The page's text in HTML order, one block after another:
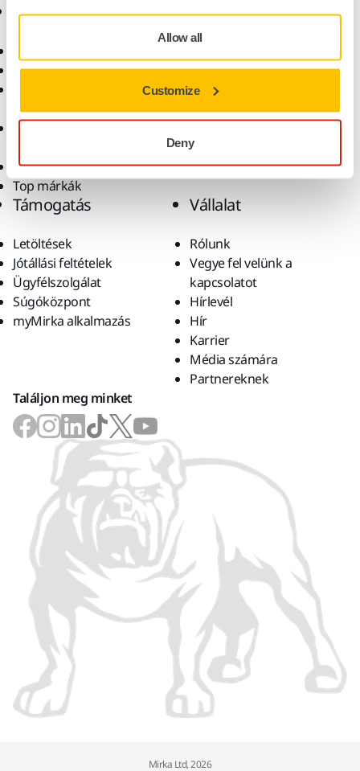
Allow all
Customize
Deny
Termékek
Pormentes csiszolás
polírpaszták
Kiegészítők és
Szuperkoptató anyagok
Top márkák
Tudásbázis
Alkalmazások
Megoldások
Támogatás
Letöltések
Jótállási feltételek
Ügyfélszolgálat
Súgóközpont
myMirka alkalmazás
Vállalat
Rólunk
Vegye fel velünk a
kapcsolatot
Hírlevél
Hír
Karrier
Média számára
Partnereknek
Találjon meg minket
Mirka Ltd, 2026